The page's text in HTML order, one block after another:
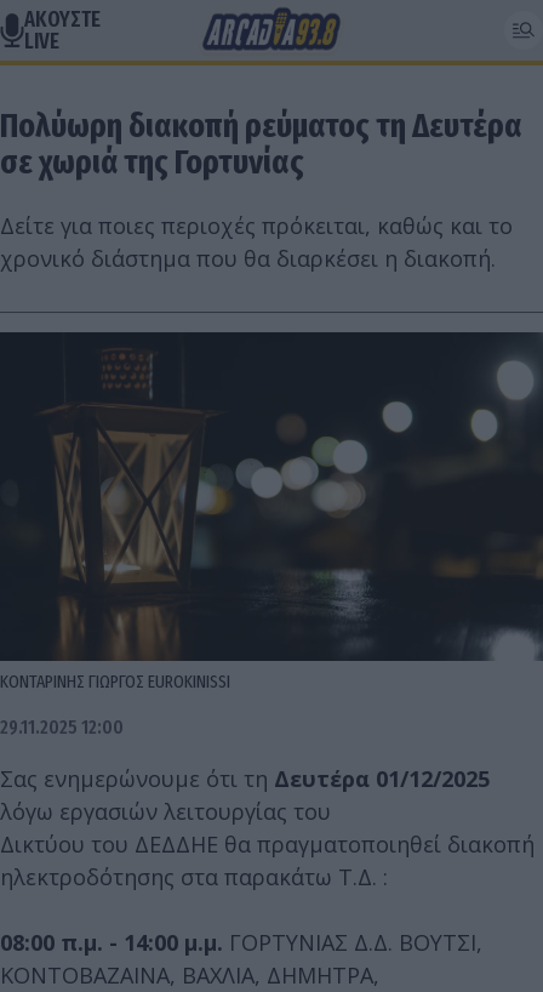
ΑΚΟΥΣΤΕ
LIVE
Πολύωρη διακοπή ρεύματος τη Δευτέρα
σε χωριά της Γορτυνίας
Δείτε για ποιες περιοχές πρόκειται, καθώς και το
χρονικό διάστημα που θα διαρκέσει η διακοπή.
ΚΟΝΤΑΡΙΝΗΣ ΓΙΩΡΓΟΣ EUROKINISSI
29.11.2025 12:00
Σας ενημερώνουμε ότι τη Δευτέρα 01/12/2025
λόγω εργασιών λειτουργίας του
Δικτύου του ΔΕΔΔΗΕ θα πραγματοποιηθεί διακοπή
ηλεκτροδότησης στα παρακάτω Τ.Δ. :
08:00 π.μ. - 14:00 μ.μ. ΓΟΡΤΥΝΙΑΣ Δ.Δ. ΒΟΥΤΣΙ,
ΚΟΝΤΟΒΑΖΑΙΝΑ, ΒΑΧΛΙΑ, ΔΗΜΗΤΡΑ,